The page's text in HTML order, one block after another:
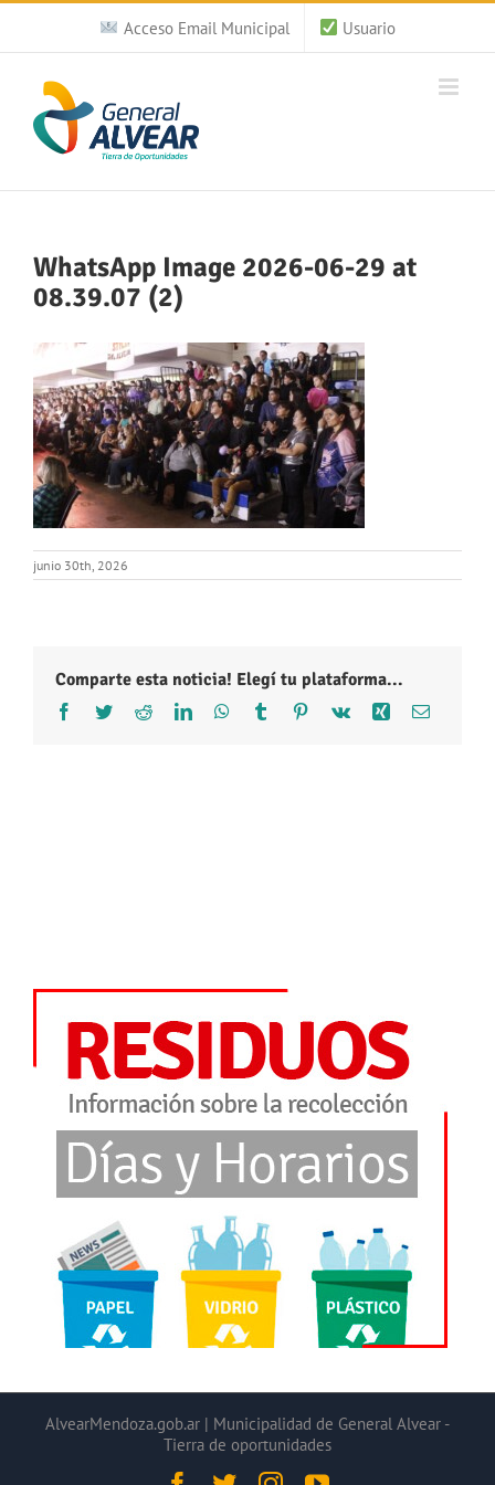
Saltar
contenido
Acceso Email Municipal Usuario
WhatsApp Image 2026-06-29 at
08.39.07 (2)
junio 30th, 2026
Comparte esta noticia! Elegí tu plataforma...
Facebook
TwitterRedditLinkedInWhatsApp
Tumblr Pinterest
Vk Xing Correo
AlvearMendoza.gob.ar | Municipalidad de General Alvear -
Tierra de oportunidades